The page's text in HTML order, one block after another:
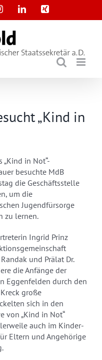
InstagramLinkedInXing
„Kind in
in Not“-
besuchte MdB
die Geschäftsstelle
um die
Jugendfürsorge
zu lernen.
Ingrid Prinz
und Prälat Dr.
die Anfänge der
Eggenfelden durch den
große
sich in den
von „Kind in Not“
auch im Kinder-
Eltern und Angehörige